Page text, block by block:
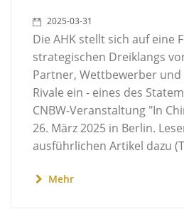
2025-03-31
Die AHK stellt sich auf eine
strategischen Dreiklangs
Partner, Wettbewerber
Rivale ein - eines des
CNBW-Veranstaltung "In
26. März 2025 in Berlin.
ausführlichen Artikel dazu
Mehr